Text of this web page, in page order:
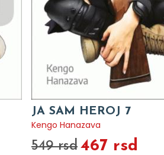
JA SAM HEROJ 7
Kengo Hanazava
549 rsd 467 rsd